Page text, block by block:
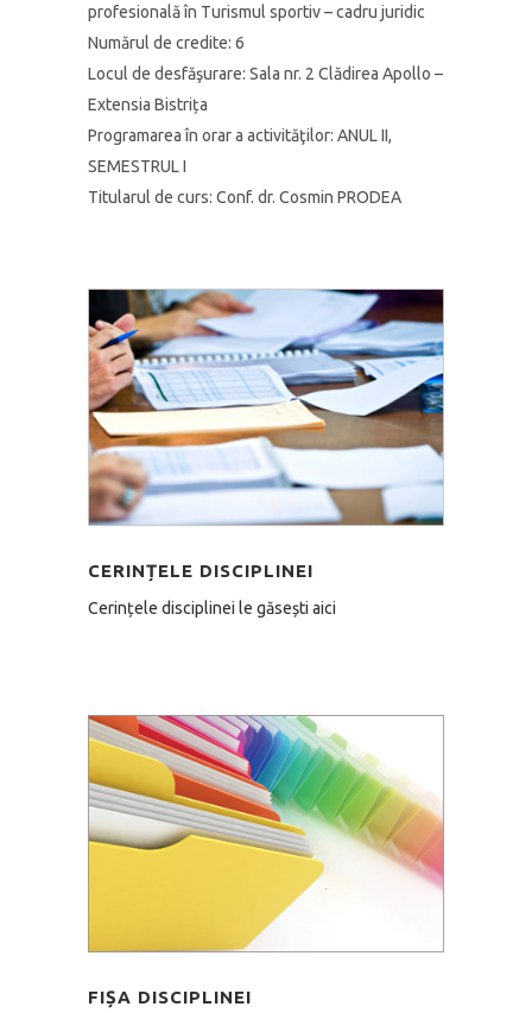
profesională în Turismul sportiv – cadru juridic
Numărul de credite: 6
Locul de desfăşurare: Sala nr. 2 Clădirea Apollo –
Extensia Bistrița
Programarea în orar a activităţilor: ANUL II,
SEMESTRUL I
Titularul de curs: Conf. dr. Cosmin PRODEA
CERINȚELE DISCIPLINEI
Cerințele disciplinei le găsești aici
FIȘA DISCIPLINEI